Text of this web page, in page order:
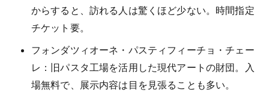
からすると、訪れる人は驚くほど少ない。時間指定
チケット要。
フォンダツィオーネ・パスティフィーチョ・チェー
レ：旧パスタ工場を活用した現代アートの財団。入
場無料で、展示内容は目を見張ることも多い。